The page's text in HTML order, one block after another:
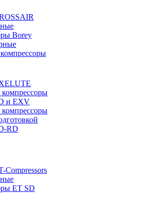
Borey
и EXV
RD
Compressors
ET SD